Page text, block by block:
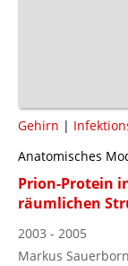
Gehirn |
Anatomisches
Prion-Protein
räumlichen
2003 - 2005
Markus